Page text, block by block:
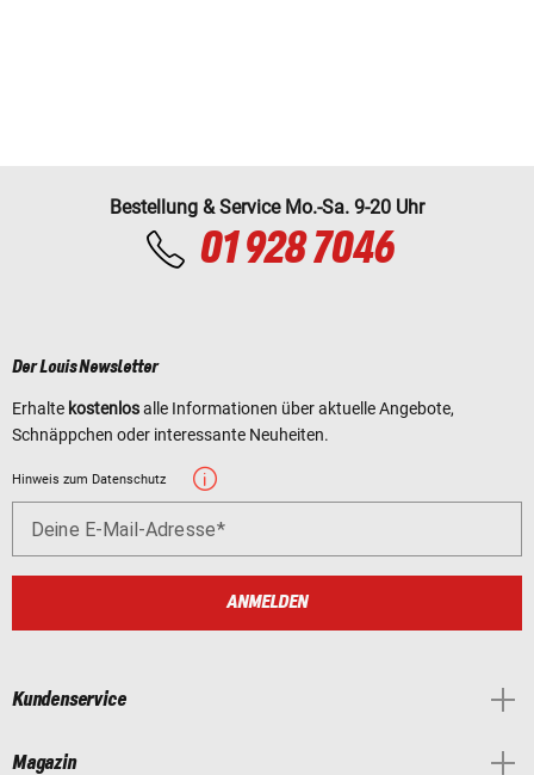
Bestellung & Service Mo.-Sa. 9-20 Uhr
01 928 7046
Der Louis Newsletter
Erhalte kostenlosalle Informationen über aktuelle Angebote,
Schnäppchen oder interessante Neuheiten.
Hinweis zum Datenschutz
Deine E-Mail-Adresse
ANMELDEN
Kundenservice
Magazin